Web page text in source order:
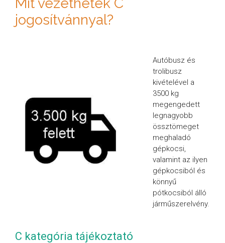
jogosítvánnyal?
Autóbusz és
trolibusz
kivételével a
3500 kg
megengedett
legnagyobb
össztömeget
meghaladó
gépkocsi,
valamint az ilyen
gépkocsiból és
könnyű
pótkocsiból álló
járműszerelvény.
C kategória tájékoztató